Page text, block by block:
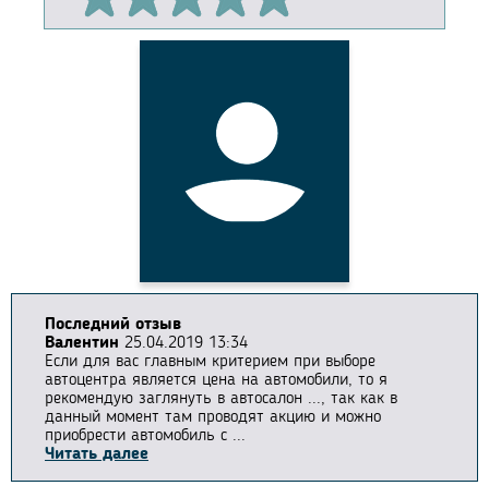
Последний отзыв
Валентин 25.04.2019 13:34
Если для вас главным критерием при выборе
автоцентра является цена на автомобили, то я
рекомендую заглянуть в автосалон ..., так как в
данный момент там проводят акцию и можно
приобрести автомобиль с ...
Читать далее